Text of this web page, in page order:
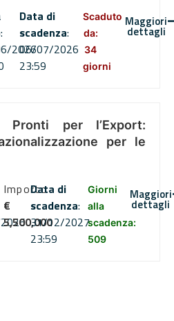
2026
Data di
scadenza:
06/07/2026
23:59
Scaduto
da:
34
giorni
Maggiori
dettagli
Pronti per l’Export:
per le
Importo
€
5,500,000
Data di
scadenza:
31/12/2027
23:59
Giorni
alla
scadenza:
509
Maggiori
dettagli